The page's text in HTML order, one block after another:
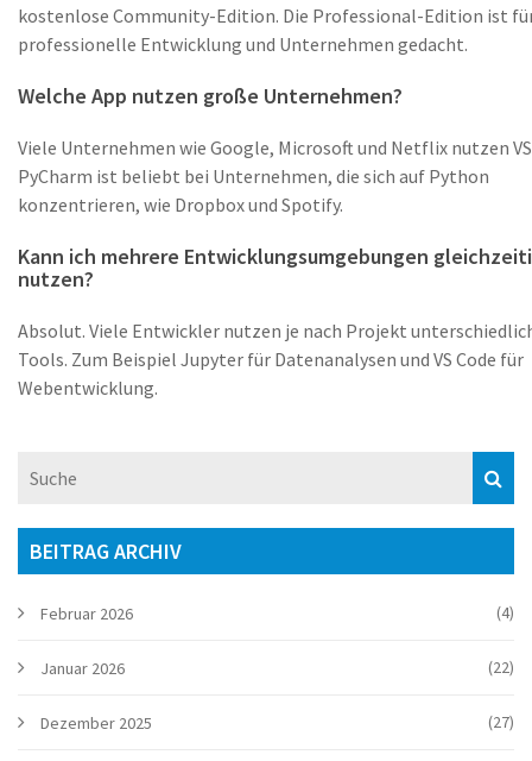
kostenlose Community-Edition. Die Professional-Edition ist
professionelle Entwicklung und Unternehmen gedacht.
Welche App nutzen große Unternehmen?
Viele Unternehmen wie Google, Microsoft und Netflix nutzen VS
PyCharm ist beliebt bei Unternehmen, die sich auf Python
konzentrieren, wie Dropbox und Spotify.
Kann ich mehrere Entwicklungsumgebungen
nutzen?
Absolut. Viele Entwickler nutzen je nach Projekt
Tools. Zum Beispiel Jupyter für Datenanalysen und VS Code für
Webentwicklung.
BEITRAG ARCHIV
Februar 2026 (4)
Januar 2026 (22)
Dezember 2025 (27)